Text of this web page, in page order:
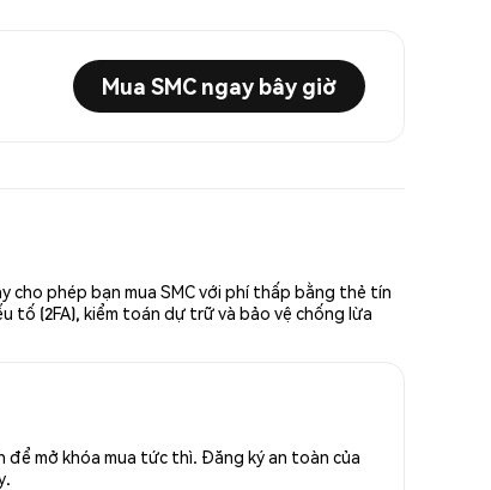
Mua SMC ngay bây giờ
cho phép bạn mua SMC với phí thấp bằng thẻ tín
tố (2FA), kiểm toán dự trữ và bảo vệ chống lừa
để mở khóa mua tức thì. Đăng ký an toàn của